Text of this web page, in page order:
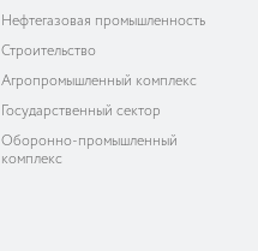
Нефтегазовая промышленность
Строительство
Агропромышленный комплекс
Государственный сектор
Оборонно-промышленный
комплекс